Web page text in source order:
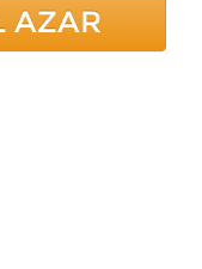
AZAR